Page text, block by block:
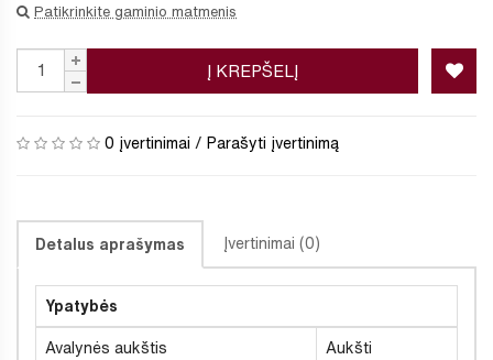
Patikrinkite gaminio matmenis
Į KREPŠELĮ
0 įvertinimai / Parašyti įvertinimą
Detalus aprašymas Įvertinimai (0)
Ypatybės
Avalynės aukštis Aukšti